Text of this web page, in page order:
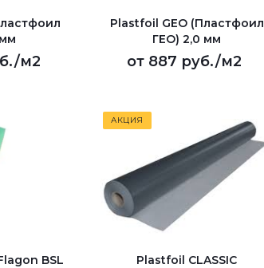
/м2
Plastfoil GEO (Пластфоил
ГЕО) 2,0 мм
от 887 руб./м2
BSL
АКЦИЯ
Plastfoil CLASSIC